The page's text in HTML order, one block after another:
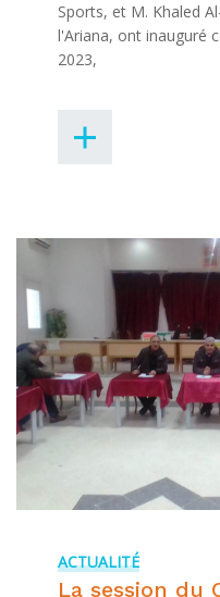
Sports, et M. Khaled
l'Ariana, ont inauguré
2023,
ACTUALITÉ
La session du